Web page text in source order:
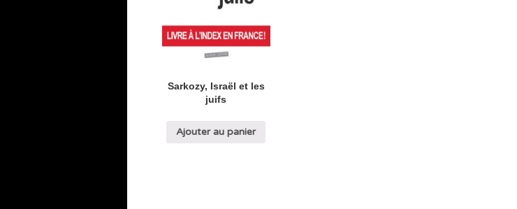
Sarkozy, Israël et les
juifs
Ajouter au panier